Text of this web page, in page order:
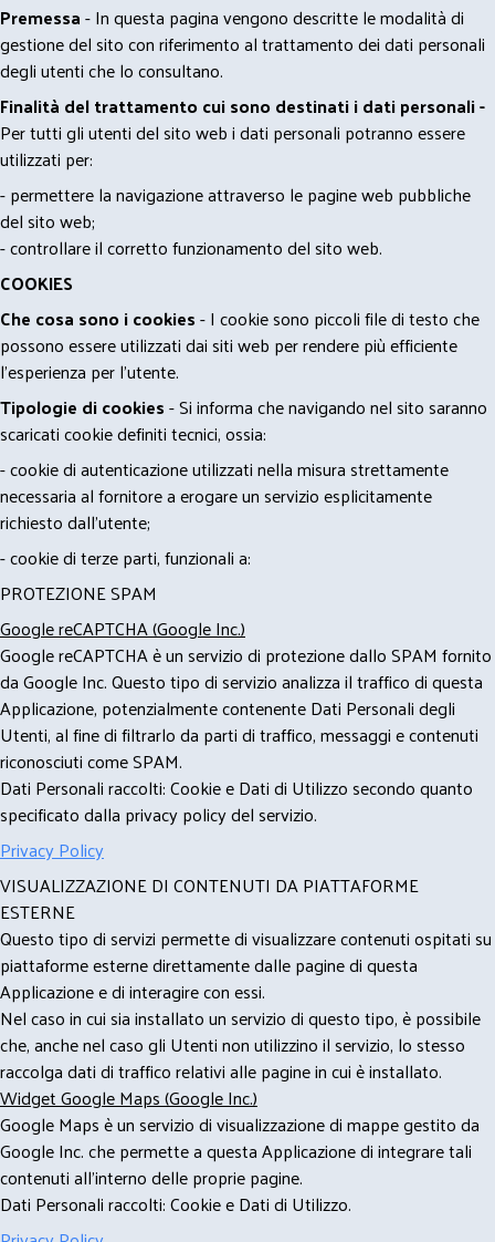
Premessa- In questa pagina vengono descritte le modalità di
gestione del sito con riferimento al trattamento dei dati personali
degli utenti che lo consultano.
Finalità del trattamento cui sono destinati i dati personali -
Per tutti gli utenti del sito web i dati personali potranno essere
utilizzati per:
- permettere la navigazione attraverso le pagine web pubbliche
del sito web;
- controllare il corretto funzionamento del sito web.
COOKIES
Che cosa sono i cookies- I cookie sono piccoli file di testo che
possono essere utilizzati dai siti web per rendere più efficiente
l'esperienza per l'utente.
Tipologie di cookies- Si informa che navigando nel sito saranno
scaricati cookie definiti tecnici, ossia:
- cookie di autenticazione utilizzati nella misura strettamente
necessaria al fornitore a erogare un servizio esplicitamente
richiesto dall'utente;
- cookie di terze parti, funzionali a:
PROTEZIONE SPAM
Google reCAPTCHA (Google Inc.)
Google reCAPTCHA è un servizio di protezione dallo SPAM fornito
da Google Inc. Questo tipo di servizio analizza il traffico di questa
Applicazione, potenzialmente contenente Dati Personali degli
Utenti, al fine di filtrarlo da parti di traffico, messaggi e contenuti
riconosciuti come SPAM.
Dati Personali raccolti: Cookie e Dati di Utilizzo secondo quanto
specificato dalla privacy policy del servizio.
Privacy Policy
VISUALIZZAZIONE DI CONTENUTI DA PIATTAFORME
ESTERNE
Questo tipo di servizi permette di visualizzare contenuti ospitati su
piattaforme esterne direttamente dalle pagine di questa
Applicazione e di interagire con essi.
Nel caso in cui sia installato un servizio di questo tipo, è possibile
che, anche nel caso gli Utenti non utilizzino il servizio, lo stesso
raccolga dati di traffico relativi alle pagine in cui è installato.
Widget Google Maps (Google Inc.)
Google Maps è un servizio di visualizzazione di mappe gestito da
Google Inc. che permette a questa Applicazione di integrare tali
contenuti all'interno delle proprie pagine.
Dati Personali raccolti: Cookie e Dati di Utilizzo.